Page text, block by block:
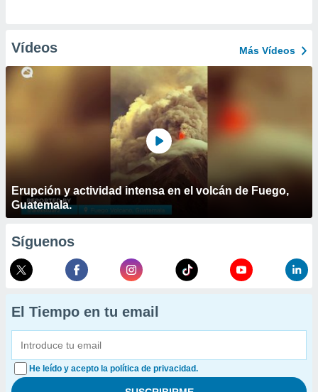
Vídeos Más Vídeos
Erupción y actividad intensa en el volcán de Fuego,
Guatemala.
Síguenos
El Tiempo en tu email
He leído y acepto la política de privacidad.